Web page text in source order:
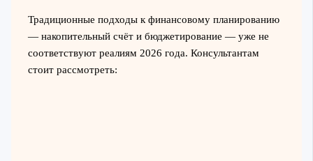
Традиционные подходы к финансовому планированию
— накопительный счёт и бюджетирование — уже не
соответствуют реалиям 2026 года. Консультантам
стоит рассмотреть: